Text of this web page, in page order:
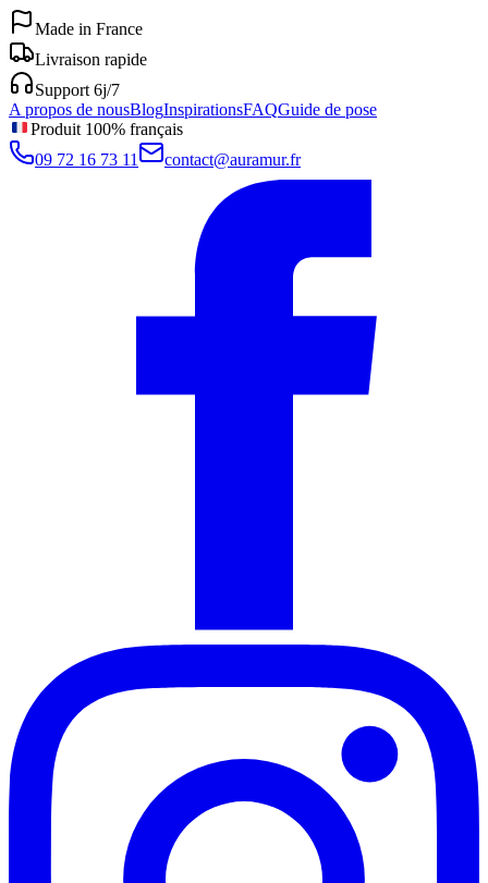
Made in France
Livraison rapide
Support 6j/7
A propos de nousBlogInspirationsFAQGuide de pose
Produit 100% français
09 72 16 73 11
contact@auramur.fr